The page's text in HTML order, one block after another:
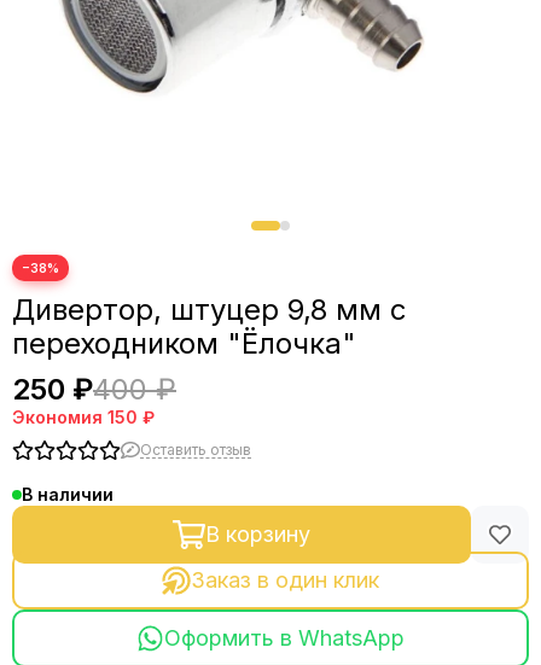
Фланцы
Фитинги, зажимы, краны
СПН и РПН
−38%
Дивертор, штуцер 9,8 мм с
переходником "Ёлочка"
250 ₽400 ₽
Экономия 150 ₽
Оставить отзыв
В наличии
В корзину
Заказ в один клик
Оформить в WhatsApp